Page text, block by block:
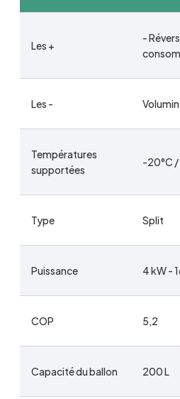
Les +
-
Les -
Températures
supportées
-20°C /
Type Split
Puissance 4 kW -
COP 5,2
Capacité du ballon 200 L